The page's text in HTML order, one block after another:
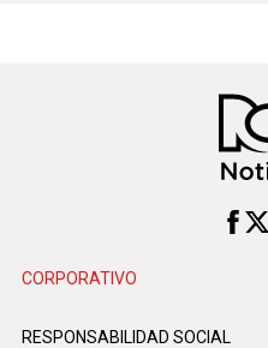
CORPORATIVO
RESPONSABILIDAD SOCIAL